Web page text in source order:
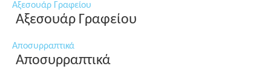
Αξεσουάρ Γραφείου
Αξεσουάρ Γραφείου
Αποσυρραπτικά
Αποσυρραπτικά